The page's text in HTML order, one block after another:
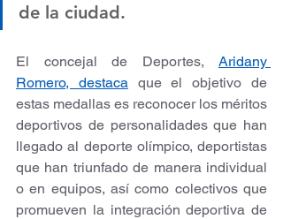
de la ciudad.
El concejal de Deportes, Aridany
Romero, destaca que el objetivo de
estas medallas es reconocer los méritos
deportivos de personalidades que han
llegado al deporte olímpico, deportistas
que han triunfado de manera individual
o en equipos, así como colectivos que
promueven la integración deportiva de